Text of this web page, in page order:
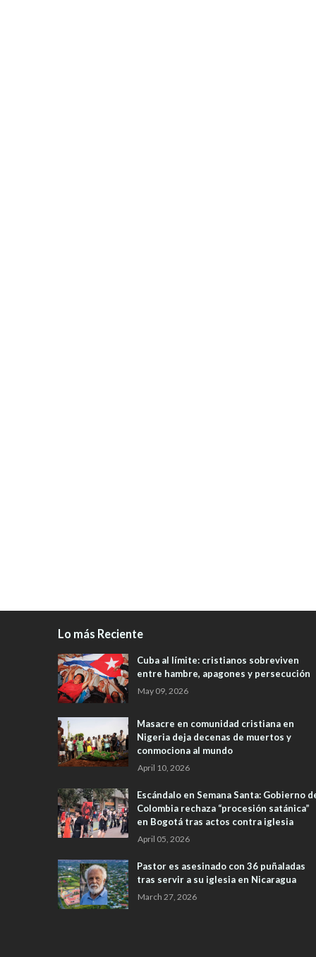
Lo más Reciente
Cuba al límite: cristianos sobreviven
entre hambre, apagones y persecución
May 09, 2026
Masacre en comunidad cristiana en
Nigeria deja decenas de muertos y
conmociona al mundo
April 10, 2026
Escándalo en Semana Santa: Gobierno
Colombia rechaza “procesión satánica”
en Bogotá tras actos contra iglesia
April 05, 2026
Pastor es asesinado con 36 puñaladas
tras servir a su iglesia en Nicaragua
March 27, 2026